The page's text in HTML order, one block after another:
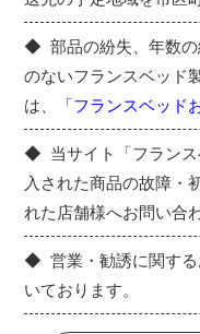
部品の紛失、年数
のないフランスベッド
は、
「フランスベッド
当サイト「フラン
入された商品の故障・
れた店舗様へお問い合
営業・勧誘に関す
いております。